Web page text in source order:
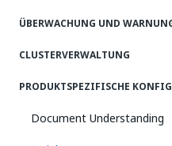
ÜBERWACHUNG UND
CLUSTERVERWALTUNG
PRODUKTSPEZIFISCHE
Document Understanding